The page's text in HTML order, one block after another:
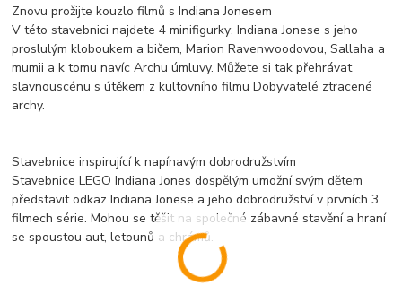
Znovu prožijte kouzlo filmů s Indiana Jonesem
V této stavebnici najdete 4 minifigurky: Indiana Jonese s jeho
proslulým kloboukem a bičem, Marion Ravenwoodovou, Sallaha a
mumii a k tomu navíc Archu úmluvy. Můžete si tak přehrávat
slavnouscénu s útěkem z kultovního filmu Dobyvatelé ztracené
archy.
Stavebnice inspirující k napínavým dobrodružstvím
Stavebnice LEGO Indiana Jones dospělým umožní svým dětem
představit odkaz Indiana Jonese a jeho dobrodružství v prvních 3
filmech série. Mohou se těšit na společné zábavné stavění a hraní
se spoustou aut, letounů a chrámů.